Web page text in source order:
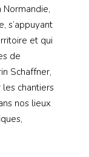
Normandie,
s’appuyant
et qui
de
Schaffner,
chantiers
nos lieux